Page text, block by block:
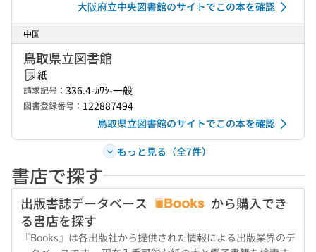
大阪府立中央図書館のサイトでこの本を確認
中国
鳥取県立図書館
紙
請求記号： 336.4-ｶﾜｼ-一般
図書登録番号： 122887494
鳥取県立図書館のサイトでこの本を確認
もっと見る（全7件）
書店で探す
出版書誌データベース
から購入でき
る書店を探す
『Books』は各出版社から提供された情報による出版業界のデ